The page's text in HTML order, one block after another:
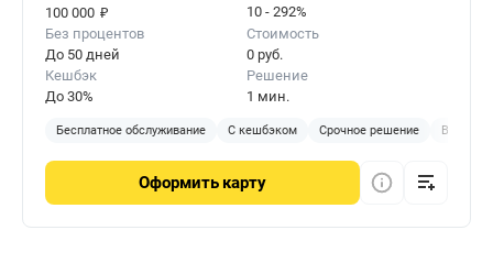
100 000 ₽
10 - 292%
Без процентов
До 50 дней
Стоимость
0 руб.
Кешбэк
До 30%
Решение
1 мин.
Бесплатное обслуживание С кешбэком Срочное решение
Оформить карту